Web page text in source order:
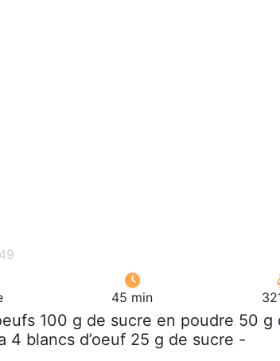
45 min
100 g de sucre en poudre 50 g
4 blancs d’oeuf 25 g de sucre -